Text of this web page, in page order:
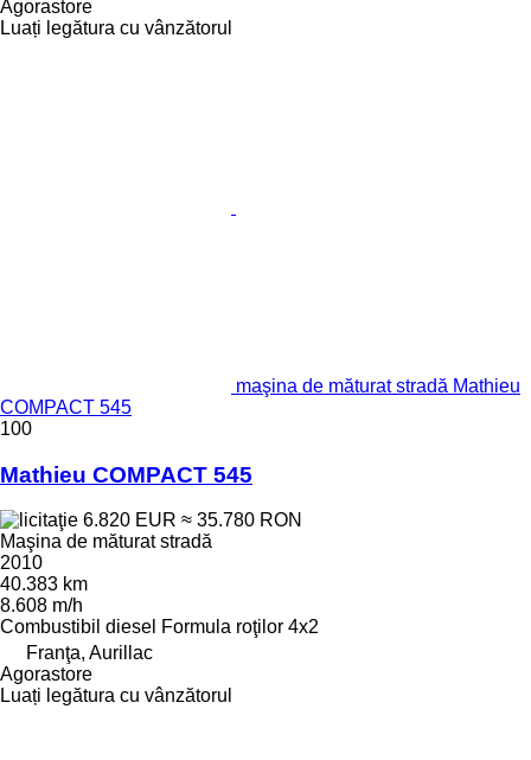
Agorastore
Luați legătura cu vânzătorul
maşina de măturat stradă Mathieu
COMPACT 545
100
Mathieu COMPACT 545
6.820 EUR ≈ 35.780 RON
Maşina de măturat stradă
2010
40.383 km
8.608 m/h
Combustibil diesel Formula roţilor 4x2
Franţa, Aurillac
Agorastore
Luați legătura cu vânzătorul